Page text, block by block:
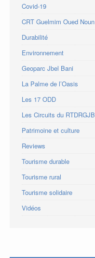
Covid-19
CRT Guelmim Oued Noun
Durabilité
Environnement
Geoparc Jbel Bani
La Palme de l’Oasis
Les 17 ODD
Les Circuits du RTDRGJB
Patrimoine et culture
Reviews
Tourisme durable
Tourisme rural
Tourisme solidaire
Vidéos